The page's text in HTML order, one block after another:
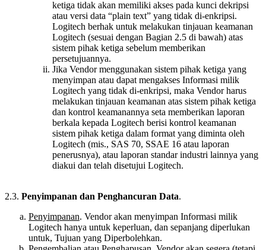
ketiga tidak akan memiliki akses pada kunci dekripsi
atau versi data “plain text” yang tidak di-enkripsi.
Logitech berhak untuk melakukan tinjauan keamanan
Logitech (sesuai dengan Bagian 2.5 di bawah) atas
sistem pihak ketiga sebelum memberikan
persetujuannya.
Jika Vendor menggunakan sistem pihak ketiga yang
menyimpan atau dapat mengakses Informasi milik
Logitech yang tidak di-enkripsi, maka Vendor harus
melakukan tinjauan keamanan atas sistem pihak ketiga
dan kontrol keamanannya seta memberikan laporan
berkala kepada Logitech berisi kontrol keamanan
sistem pihak ketiga dalam format yang diminta oleh
Logitech (mis., SAS 70, SSAE 16 atau laporan
penerusnya), atau laporan standar industri lainnya yang
diakui dan telah disetujui Logitech.
2.3. Penyimpanan dan Penghancuran Data.
Penyimpanan. Vendor akan menyimpan Informasi milik
Logitech hanya untuk keperluan, dan sepanjang diperlukan
untuk, Tujuan yang Diperbolehkan.